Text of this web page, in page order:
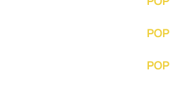
POP
POP